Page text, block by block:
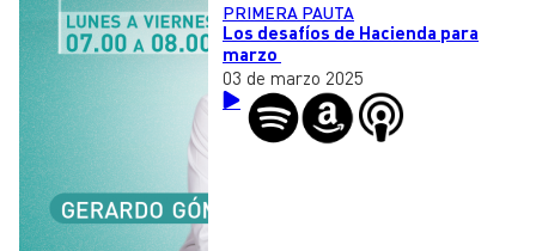
PRIMERA PAUTA
Los desafíos de Hacienda para
marzo
03 de marzo 2025